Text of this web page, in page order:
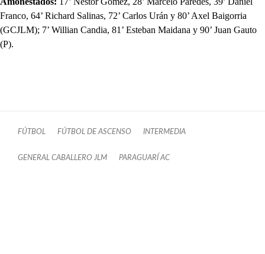
Franco, 64’ Richard Salinas, 72’ Carlos Urán y 80’ Axel Baigorria
(GCJLM); 7’ Willian Candia, 81’ Esteban Maidana y 90’ Juan Gauto
(P).
FÚTBOL FÚTBOL DE ASCENSO INTERMEDIA
GENERAL CABALLERO JLM PARAGUARÍ AC